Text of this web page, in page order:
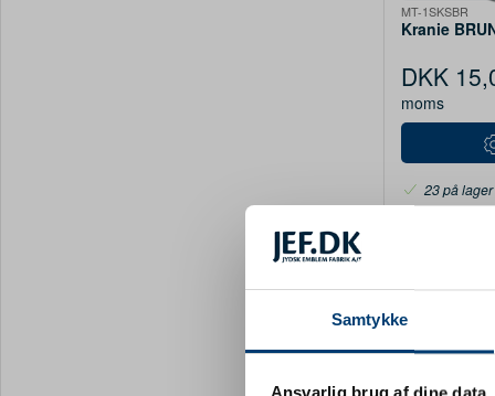
Samtykke
MT-1SKSBR
Kranie
DKK
moms
23 på lager